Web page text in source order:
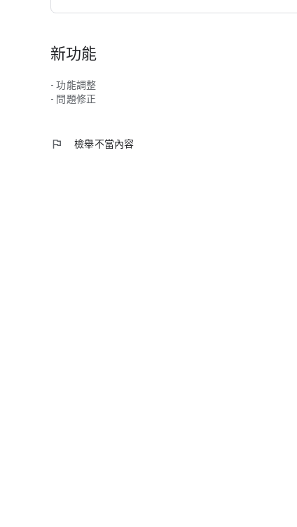
新功能
- 功能調整
- 問題修正
flag 檢舉不當內容